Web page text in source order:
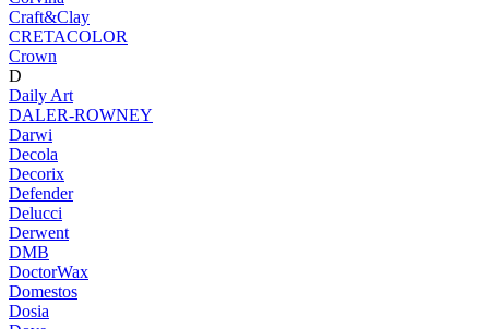
Craft&Clay
CRETACOLOR
Crown
D
Daily Art
DALER-ROWNEY
Darwi
Decola
Decorix
Defender
Delucci
Derwent
DMB
DoctorWax
Domestos
Dosia